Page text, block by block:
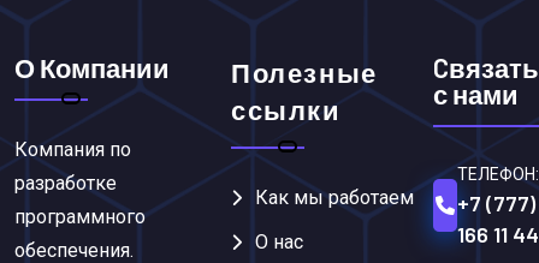
О Компании
Компания по
разработке
программного
обеспечения.
Полезные
ссылки
Как мы работаем
О нас
с нами
ТЕЛЕФОН:
+7 (777)
166 11 44